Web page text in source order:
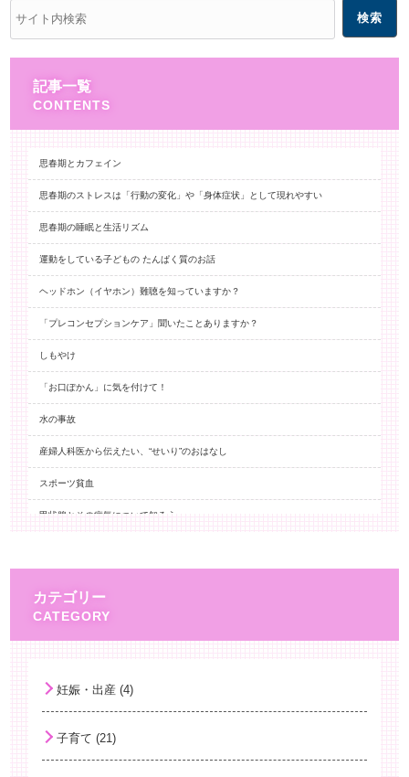
記事一覧
思春期とカフェイン
思春期のストレスは「行動の変化」や「身体症状」として現れやすい
思春期の睡眠と生活リズム
運動をしている子どもの たんぱく質のお話
ヘッドホン（イヤホン）難聴を知っていますか？
「プレコンセプションケア」聞いたことありますか？
しもやけ
「お口ぽかん」に気を付けて！
水の事故
産婦人科医から伝えたい、“せいり”のおはなし
スポーツ貧血
甲状腺とその病気について知ろう
ノロウイルス 嘔吐への対応
身長と思春期
子どもの夏バテ
カテゴリー
妊娠・出産 (4)
子育て (21)